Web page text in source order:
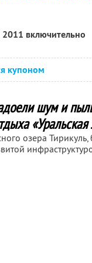
2011 включительно
купоном
шум и
озера Тирикуль,